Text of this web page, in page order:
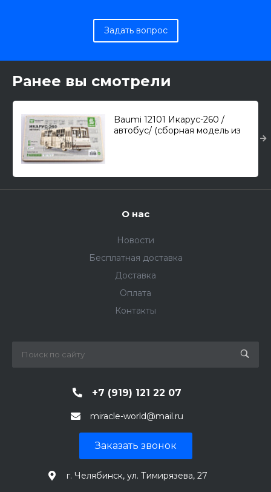
Задать вопрос
Ранее вы смотрели
Baumi 12101 Икарус-260 /
автобус/ (сборная модель из
О нас
Новости
Бесплатная доставка
Доставка
Оплата
Контакты
+7 (919) 121 22 07
miracle-world@mail.ru
Заказать звонок
г. Челябинск, ул. Тимирязева, 27